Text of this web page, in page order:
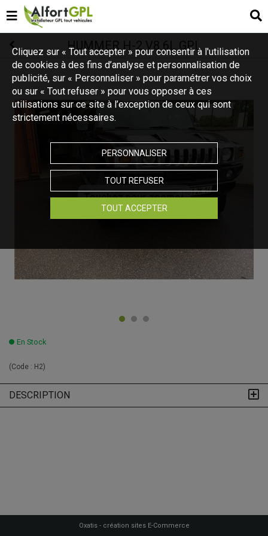
HUMMER H-2 V8 6L GPL
Touchez pour zoomer
En Stock
(Code : H2)
DESCRIPTION
Cliquez sur « Tout accepter » pour consentir à l'utilisation
de cookies à des fins d’analyse et personnalisation de
publicité, sur « Personnaliser » pour paramétrer vos choix
ou sur « Tout refuser » pour vous opposer à ces
utilisations sur ce site à l’exception de ceux qui sont
strictement nécessaires.
PERSONNALISER
TOUT REFUSER
TOUT ACCEPTER
Oxatis - création sites E-Commerce